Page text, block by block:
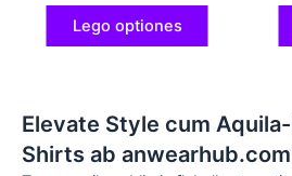
Lego optiones
Elevate Style cum
Shirts ab anwearhub.com